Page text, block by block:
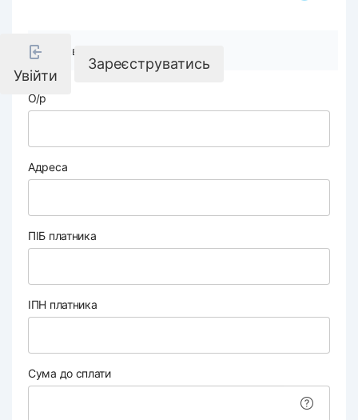
Увійти
Зареєструватись
Реквізити компанії
О/р
Адреса
ПІБ платника
ІПН платника
Сума до сплати